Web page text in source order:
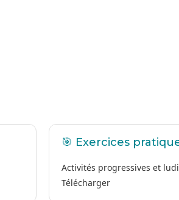
🎯 Exercices
Activités progressives et
Télécharger